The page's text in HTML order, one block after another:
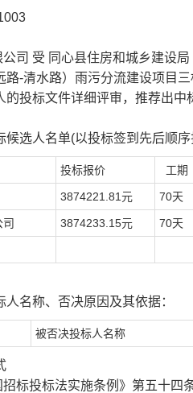
受 同心县住房和城乡建设局
路-清水路）雨污分流建设项目
的投标文件详细评审，推荐出中
候选人名单(以投标签到先后顺
投标报价 工
3874221.81元 70天
3874233.15元 70天
名称、否决原因及其依据：
被否决投标人名称
投标法实施条例》第五十四